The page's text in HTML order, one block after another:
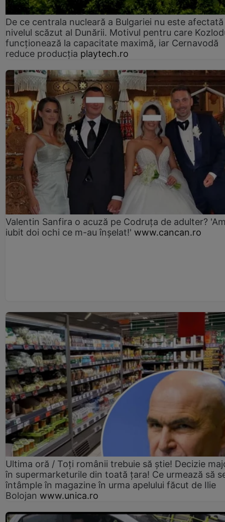
De ce centrala nucleară a Bulgariei nu este
nivelul scăzut al Dunării. Motivul pentru care
funcționează la capacitate maximă, iar Cernavodă
reduce producția playtech.ro
Valentin Sanfira o acuză pe Codruța de adulter?
iubit doi ochi ce m-au înșelat!' www.cancan.ro
Ultima oră / Toți românii trebuie să știe! Decizie
în supermarketurile din toată țara! Ce urmează să
întâmple în magazine în urma apelului făcut de Ilie
Bolojan www.unica.ro